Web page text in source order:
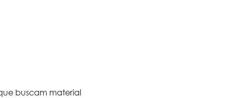
buscam material